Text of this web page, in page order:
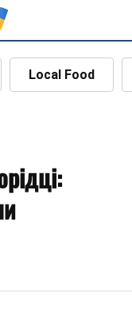
Local Food